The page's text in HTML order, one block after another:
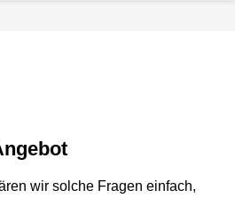
wir solche Fragen einfach,